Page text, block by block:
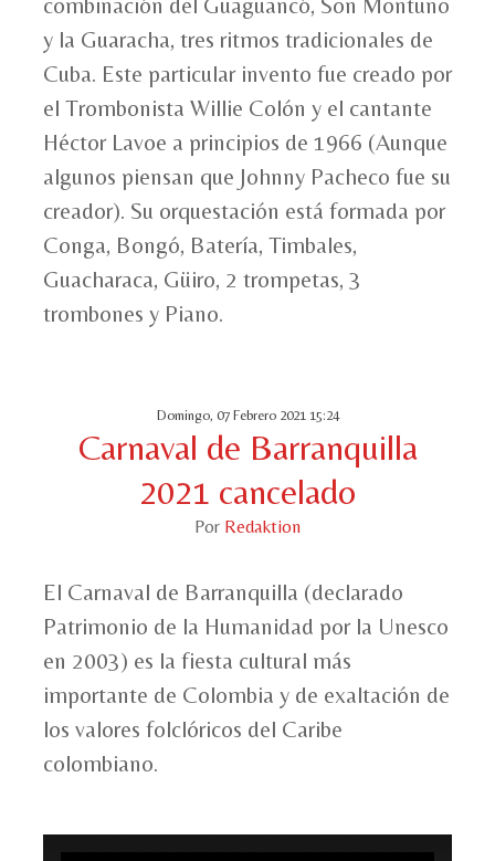
combinación del Guaguancó, Son Montuno
y la Guaracha, tres ritmos tradicionales de
Cuba. Este particular invento fue creado por
el Trombonista Willie Colón y el cantante
Héctor Lavoe a principios de 1966 (Aunque
algunos piensan que Johnny Pacheco fue su
creador). Su orquestación está formada por
Conga, Bongó, Batería, Timbales,
Guacharaca, Güiro, 2 trompetas, 3
trombones y Piano.
Domingo, 07 Febrero 2021 15:24
Carnaval de Barranquilla
2021 cancelado
Por Redaktion
El Carnaval de Barranquilla (declarado
Patrimonio de la Humanidad por la Unesco
en 2003) es la fiesta cultural más
importante de Colombia y de exaltación de
los valores folclóricos del Caribe
colombiano.